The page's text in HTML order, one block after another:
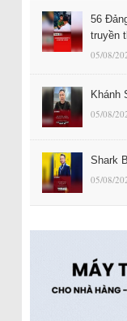
56
truyền
05/08/
Khánh
05/08/
Shark
05/08/